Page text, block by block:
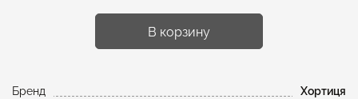
В корзину
Бренд
Хортиця